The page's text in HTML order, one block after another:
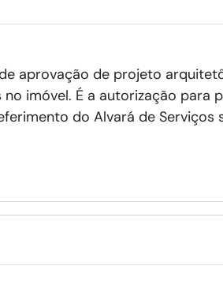
aprovação de projeto
imóvel. É a autorização para
do Alvará de